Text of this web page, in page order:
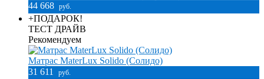
44 668 руб.
+ПОДАРОК!
ТЕСТ ДРАЙВ
Рекомендуем
Матрас MaterLux Solido (Солидо)
31 611
руб.